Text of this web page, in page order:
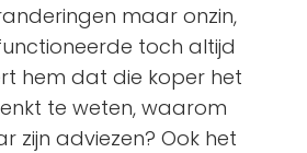
maar onzin,
toch altijd
hem dat die koper het
te weten, waarom
zijn adviezen? Ook het